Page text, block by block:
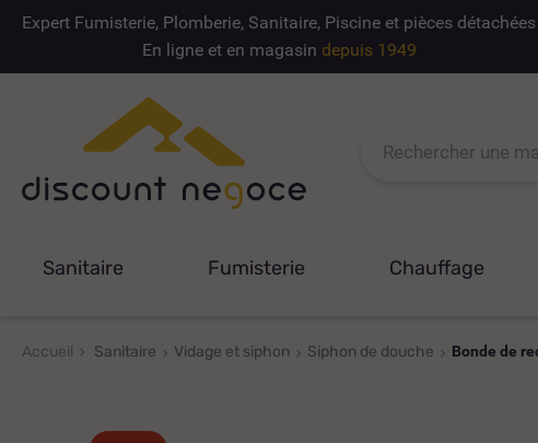
Expert Fumisterie, Plomberie, Sanitaire, Piscine et pièces détachées
En ligne et en magasin depuis 1949
Sanitaire Fumisterie Chauffage
Accueil Sanitaire Vidage et siphon Siphon de douche Bonde de